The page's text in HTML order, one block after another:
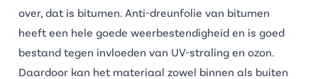
over, dat is bitumen. Anti-dreunfolie van bitumen
heeft een hele goede weerbestendigheid en is goed
bestand tegen invloeden van UV-straling en ozon.
Daardoor kan het materiaal zowel binnen als buiten